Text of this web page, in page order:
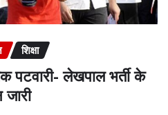
शिक्षा
पटवारी- लेखपाल भर्ती के